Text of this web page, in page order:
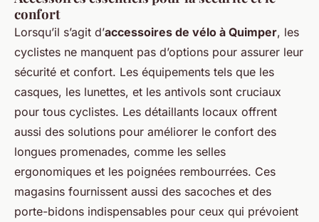
confort
Lorsqu’il s’agit d’accessoires de vélo à Quimper, les
cyclistes ne manquent pas d’options pour assurer leur
sécurité et confort. Les équipements tels que les
casques, les lunettes, et les antivols sont cruciaux
pour tous cyclistes. Les détaillants locaux offrent
aussi des solutions pour améliorer le confort des
longues promenades, comme les selles
ergonomiques et les poignées rembourrées. Ces
magasins fournissent aussi des sacoches et des
porte-bidons indispensables pour ceux qui prévoient